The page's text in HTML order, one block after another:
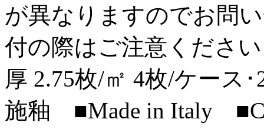
が異なりますのでお問
付の際はご注意ください
厚 2.75枚/㎡ 4枚/ケース
施釉 ■Made in Italy